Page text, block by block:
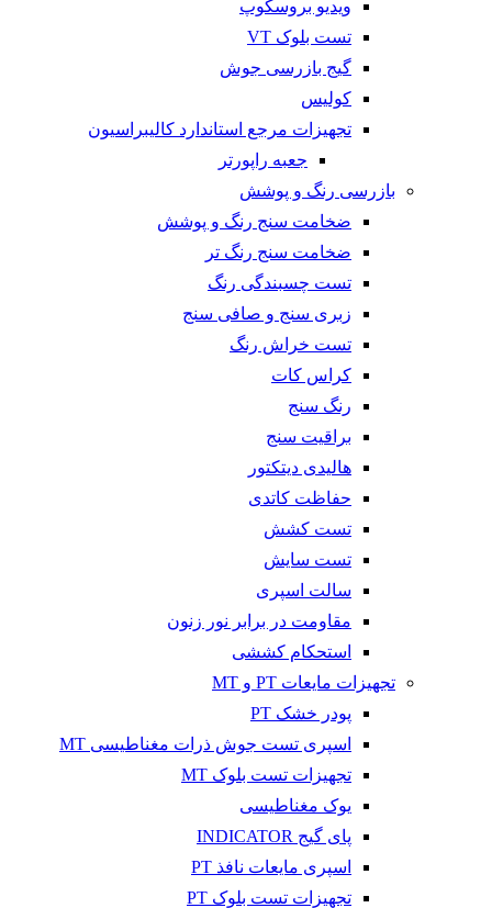
ویدیو بروسکوپ
تست بلوک VT
گیج بازرسی جوش
کولیس
تجهیزات مرجع استاندارد کالیبراسیون
جعبه راپورتر
بازرسی رنگ و پوشش
ضخامت سنج رنگ و پوشش
ضخامت سنج رنگ تر
تست چسبندگی رنگ
زبری سنج و صافی سنج
تست خراش رنگ
کراس کات
رنگ سنج
براقیت سنج
هالیدی دیتکتور
حفاظت کاتدی
تست کشش
تست سایش
سالت اسپری
مقاومت در برابر نور زنون
استحکام کششی
تجهیزات مایعات PT و MT
پودر خشک PT
اسپری تست جوش ذرات مغناطیسی MT
تجهیزات تست بلوک MT
یوک مغناطیسی
پای گیج INDICATOR
اسپری مایعات نافذ PT
تجهیزات تست بلوک PT